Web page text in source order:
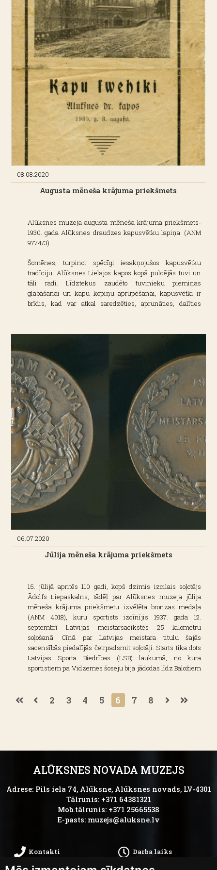
08.08.2020
Augusta mēneša krājuma priekšmets
Alūksnes muzeja augusta mēneša krājuma priekšmets-
1930. gada Alūksnes draudzes kapusvētku lapiņa. (ANM
9774/3)
Šomēnes, turpinot spēcīgi iesakņojušos kapusvētku
tradīciju, Alūksnes Lielajos kapos kopā pulcējās tuvi un
tāli radi. Līdztekus zaudēto tuvinieku piemiņas
glabāšanai un kapu kopiņu aprūpēšanai, kapusvētki ir
brīdis, kad var atkal saredzēties, aprunāties, dalīties
06.07.2020
Jūlija mēneša krājuma priekšmets
15. jūlijā apritēs 110 gadi, kopš dzimis izcilais soļotājs
Ādolfs Liepaskalns, tādēļ par Alūksnes muzeja jūlija
mēneša krājuma priekšmetu izvēlēta bronzas medaļa
(ANM 4018), kuru sportists izcīnījis 1937. gada 12.
septembrī Latvijas meistarsacīkstēs 25 kilometru
soļošanā. Cīņā par Latvijas meistara titulu šajās
sacensībās piedalījās četrpadsmit soļotāji. Starts tika dots
Latvijas Sporta Biedrības (LSB) laukumā, no kura
sportistiem pa Vidzemes šoseju bija jādodas līdz Baložiem
sasniedza Ā. Liepaskalns.
2 3 4 5 6 7 8
ALŪKSNES NOVADA MUZEJS
Adrese: Pils iela 74, Alūksne, Alūksnes novads, LV-4301
Tālrunis: +371 64381321
Mob.tālrunis: +371 25665538
E-pasts: muzejs@aluksne.lv
Kontakti Darba laiks